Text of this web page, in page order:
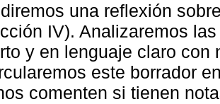
una reflexión
IV). Analizaremos
y en lenguaje claro con
este borrador
comenten si tienen